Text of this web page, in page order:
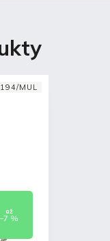
až
–7 %
MUL